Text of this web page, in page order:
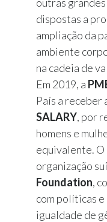
dispostas a
ampliação da
ambiente
na cadeia de
Em 2019, a
País a receber
SALARY, por
homens e
equivalente.
organização
Foundation,
com políticas
igualdade de